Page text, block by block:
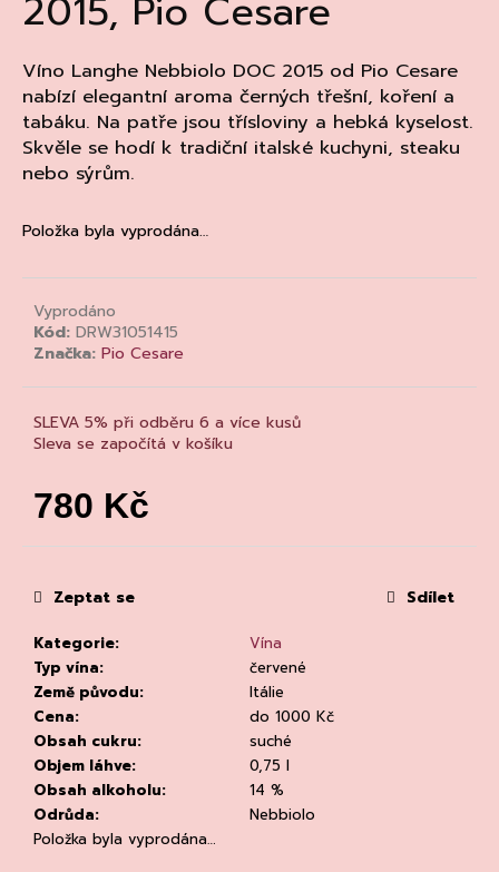
2015, Pio Cesare
Víno Langhe Nebbiolo DOC 2015 od Pio Cesare
nabízí elegantní aroma černých třešní, koření a
tabáku. Na patře jsou třísloviny a hebká kyselost.
Skvěle se hodí k tradiční italské kuchyni, steaku
nebo sýrům.
Položka byla vyprodána…
Vyprodáno
Kód: DRW31051415
Značka: Pio Cesare
SLEVA 5% při odběru 6 a více kusů
Sleva se započítá v košíku
780 Kč
cena:
Kategorie:
Vína
Typ vína:
červené
Země původu:
Itálie
Cena:
do 1000 Kč
Obsah cukru:
suché
Objem láhve:
0,75 l
Obsah alkoholu:
14 %
Odrůda:
Nebbiolo
Položka byla vyprodána…
Zeptat se Sdílet
a
j
í
t
?
D
o
o
j
m
CHATELDON,
VODA
PERLIVÁ